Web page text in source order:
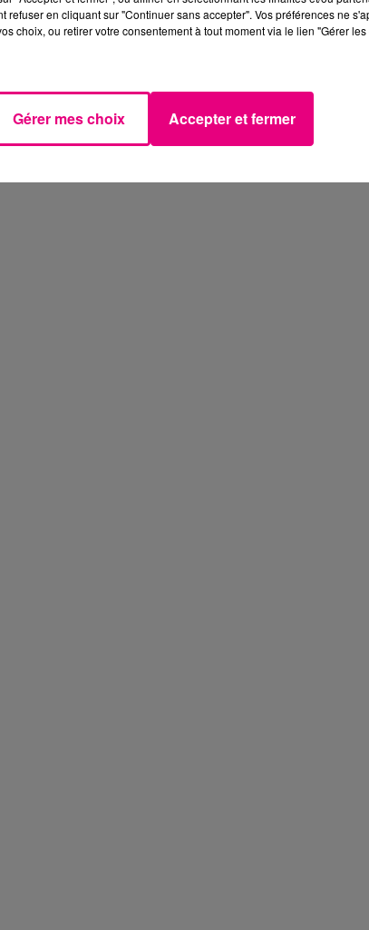
refuser en cliquant sur "Continuer sans accepter". Vos préférences ne
choix, ou retirer votre consentement à tout moment via le lien "Gérer
Gérer mes choix Accepter et fermer